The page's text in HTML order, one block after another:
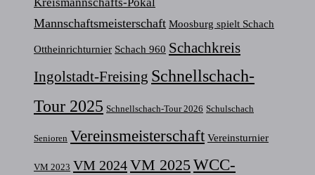
Mannschaftsmeisterschaft Moosburg spielt Schach
Ottheinrichturnier Schach 960 Schachkreis
Ingolstadt-Freising Schnellschach-
Tour 2025 Schnellschach-Tour 2026 Schulschach
Senioren Vereinsmeisterschaft Vereinsturnier
VM 2023 VM 2024VM 2025 WCC-